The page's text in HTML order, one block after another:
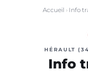
Accueil › Info
HÉRAULT
Info